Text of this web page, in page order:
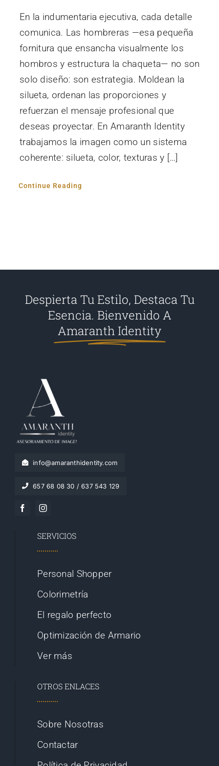
En la indumentaria ejecutiva, cada detalle
comunica. Las hombreras —esa pequeña
fornitura que ensancha visualmente los
hombros y estructura la chaqueta— no son
solo diseño: son estrategia. Moldean la
silueta, ordenan las proporciones y
refuerzan el mensaje profesional que
deseas proyectar. En Amaranth Identity
trabajamos la imagen como un sistema
coherente: silueta, color, texturas y […]
Continue Reading
Despierta Tu Estilo, Destaca Tu
Esencia. Bienvenido A
Amaranth Identity
info@amaranthidentity.com
657 68 08 30 / 637 543 129
SERVICIOS
Personal Shopper
Colorimetría
El regalo perfecto
Optimización de Armario
Ver más
OTROS ENLACES
Sobre Nosotras
Contactar